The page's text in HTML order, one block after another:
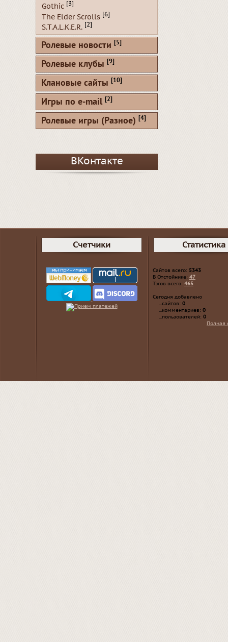
Gothic [3]
The Elder Scrolls [6]
S.T.A.L.K.E.R. [2]
Ролевые новости [5]
Ролевые клубы [9]
Клановые сайты [10]
Игры по e-mail [2]
Ролевые игры (Разное) [4]
ВКонтакте
Счетчики Статистика
Сайтов всего: 5343
В Отстойнике: 47
Тэгов всего: 465
Сегодня добавлено
...сайтов: 0
...комментариев: 0
...пользователей: 0
Полная